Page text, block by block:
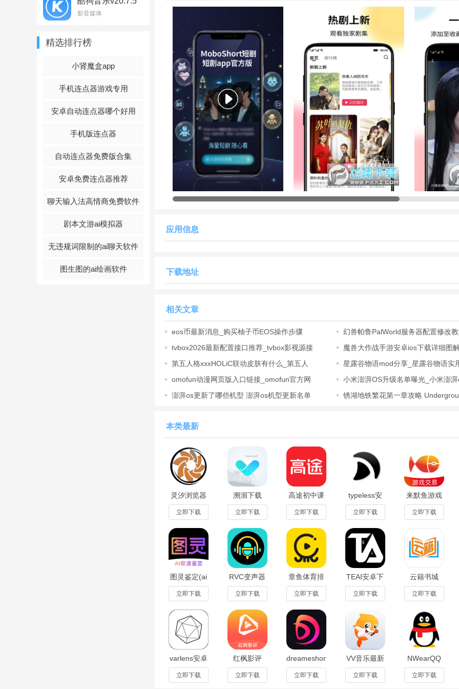
官方版
影音媒体
精选排行榜
小肾魔盒app
手机连点器游戏专用
安卓自动连点器哪个好用
手机版连点器
自动连点器免费版合集
安卓免费连点器推荐
聊天输入法高情商免费软件
剧本文游ai模拟器
无违规词限制的ai聊天软件
图生图的ai绘画软件
官方说明
分享给大家！这是一款拥有海量精彩短剧的手机软件，在软件中随时观
容，轻松观看独家短剧，更能一键收藏，推荐最新最火爆的短剧内容，让大家畅快追剧，感
同的系列。
轻松控制:功能丰富的播放器允许速度调整、字幕、快进和质量设置，以获得最佳的观看体验
社交功能:你可以在评论区与他人交流，分享你的想法。
简洁易用：界面设计简洁，操作简单，用户可以轻松上手。
个性化推荐：智能推荐系统，根据用户喜好推荐短剧，提升观影体验。
软件评测
MoboShort短剧是一款功能全面、操作便捷的短剧观看应用。它不仅提供了丰富的短剧资源
荐和一键收藏等功能，提升了用户的观影体验。简洁的界面设计和多平台支持，使其成为许
首选应用。
应用信息
下载地址
相关文章
eos币最新消息_购买柚子币EOS操作步骤
幻兽帕鲁PalWorld服务器配置修改
tvbox2026最新配置接口推荐_tvbox影视源接
魔兽大作战手游安卓ios下载详细图
第五人格xxxHOLiC联动皮肤有什么_第五人
星露谷物语mod分享_星露谷物语实
omofun动漫网页版入口链接_omofun官方网
小米澎湃OS升级名单曝光_小米澎
澎湃os更新了哪些机型 澎湃os机型更新名单
锈湖地铁繁花第一章攻略
本类最新
灵汐浏览器
app官方最
新版v1.0.0
安卓版
立即下载
溯洄下载
app安卓最
新手机版
1.1.9官方版
立即下载
高途初中课
堂app最新
版v4.51.10
安卓版
立即下载
typeless安
装包2026最
新版1.10.0
立即下载
来默鱼游戏
交易app安
卓版1.0.1最
新版
立即下载
图灵鉴定(ai
鉴定)app手
机版2.4.48
安卓版
立即下载
RVC变声器
下载安装最
新版(魔音变
声器青春
版)v2.3.
立即下载
章鱼体育排
球直播
APPv3.0.49
安卓版
立即下载
TEAI安卓下
载最新版
v2.0.4官方
版
立即下载
云籍书城
app安卓手
机版1.3.0最
新版
立即下载
varlens安卓
版下载2026
正版v3.3最
新版
立即下载
红枫影评
app最新版
本v1.0.0安
卓版
立即下载
dreameshort
免费短剧
app1.13.20
安卓版
立即下载
VV音乐最新
版v8.90.0.7
立即下载
NWearQQ
手表版官方
下载安卓免
费版Ver3
立即下载